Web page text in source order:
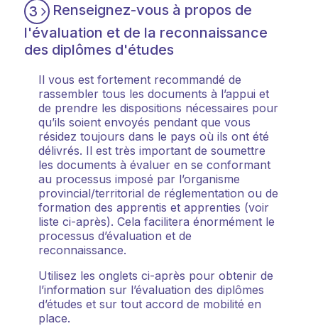
3
Renseignez-vous à propos de
l'évaluation et de la reconnaissance
des diplômes d'études
Il vous est fortement recommandé de
rassembler tous les documents à l’appui et
de prendre les dispositions nécessaires pour
qu’ils soient envoyés pendant que vous
résidez toujours dans le pays où ils ont été
délivrés. Il est très important de soumettre
les documents à évaluer en se conformant
au processus imposé par l’organisme
provincial/territorial de réglementation ou de
formation des apprentis et apprenties (voir
liste ci-après). Cela facilitera énormément le
processus d’évaluation et de
reconnaissance.
Utilisez les onglets ci-après pour obtenir de
l’information sur l’évaluation des diplômes
d’études et sur tout accord de mobilité en
place.